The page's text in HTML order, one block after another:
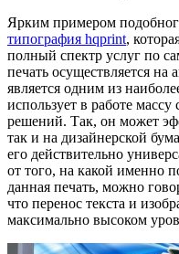
Ярким примером
типография hqprint,
полный спектр услуг по
печать осуществляется на
является одним из
использует в работе
решений. Так, он может
так и на дизайнерской
его действительно
от того, на какой именно
данная печать, можно
что перенос текста и
максимально высоком